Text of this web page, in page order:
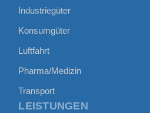
Industriegüter
Konsumgüter
Luftfahrt
Pharma/Medizin
Transport
LEISTUNGEN